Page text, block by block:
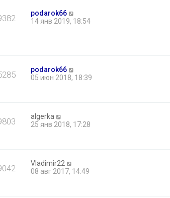
podarok66
14 янв 2019, 18:54
podarok66
05 июн 2018, 18:39
algerka
25 янв 2018, 17:28
Vladimir22
08 авг 2017, 14:49